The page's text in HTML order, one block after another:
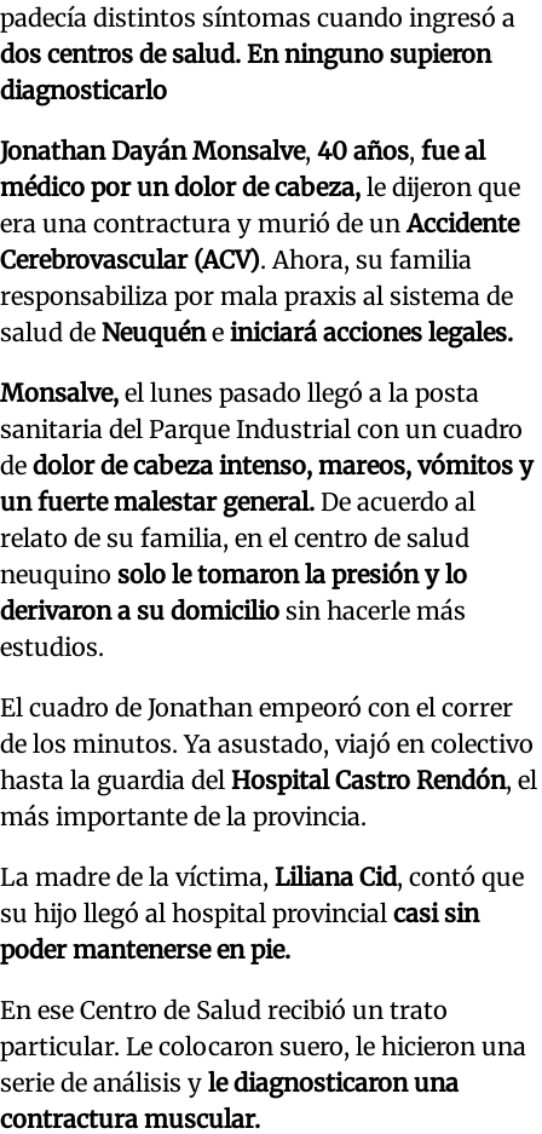
padecía distintos síntomas cuando ingresó a
dos centros de salud. En ninguno supieron
diagnosticarlo
Jonathan Dayán Monsalve, 40 años, fue al
médico por un dolor de cabeza, le dijeron que
era una contractura y murió de unAccidente
Cerebrovascular (ACV). Ahora, su familia
responsabiliza por mala praxis al sistema de
salud de Neuquéne iniciará acciones legales.
Monsalve, el lunes pasado llegó a la posta
sanitaria del Parque Industrial con un cuadro
de dolor de cabeza intenso, mareos, vómitos y
un fuerte malestar general. De acuerdo al
relato de su familia, en el centro de salud
neuquino solo le tomaron la presión y lo
derivaron a su domicilio sin hacerle más
estudios.
El cuadro de Jonathan empeoró con el correr
de los minutos. Ya asustado, viajó en colectivo
hasta la guardia del Hospital Castro Rendón, el
más importante de la provincia.
La madre de la víctima, Liliana Cid, contó que
su hijo llegó al hospital provincial casi sin
poder mantenerse en pie.
En ese Centro de Salud recibió un trato
particular. Le colocaron suero, le hicieron una
serie de análisis y le diagnosticaron una
contractura muscular.